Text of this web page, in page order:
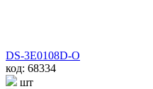
DS-3E0108D-O
код: 68334
шт